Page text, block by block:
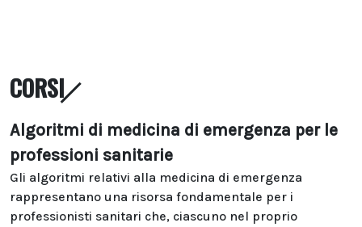
CORSI
Algoritmi di medicina di emergenza per le
professioni sanitarie
Gli algoritmi relativi alla medicina di emergenza
rappresentano una risorsa fondamentale per i
professionisti sanitari che, ciascuno nel proprio